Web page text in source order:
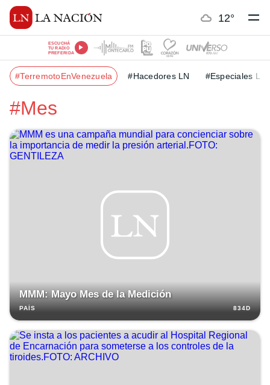
12°
ESCUCHÁ
TU RADIO
PREFERIDA
#TerremotoEnVenezuela #Hacedores LN #Especiales LN
#Mes
MMM: Mayo Mes de la Medición
PAÍS 834D